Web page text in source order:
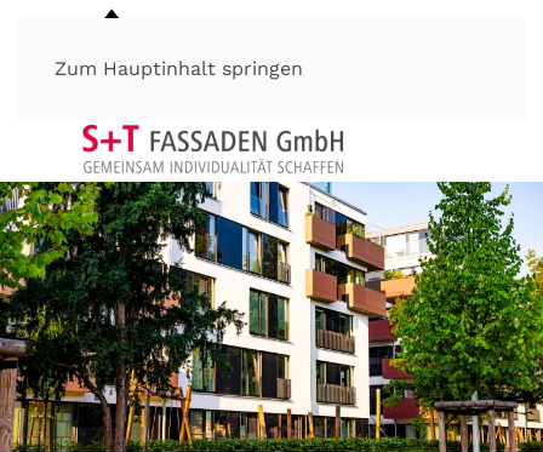
Zum Hauptinhalt springen